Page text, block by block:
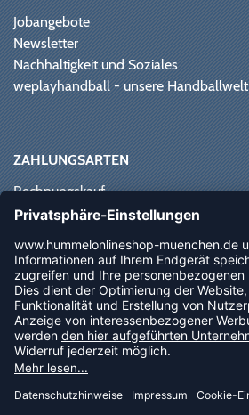
Jobangebote
Newsletter
Nachhaltigkeit und Soziales
weplayhandball - unsere Handballwelt
ZAHLUNGSARTEN
Rechnungskauf
Paypal
Vorkasse
Sofortüberweisung
NEWSLETTER